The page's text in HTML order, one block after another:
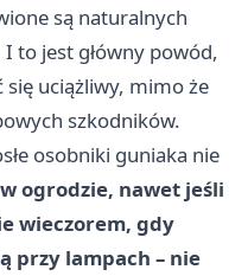
są naturalnych
to jest główny powód,
uciążliwy, mimo że
szkodników.
osobniki guniaka nie
ogrodzie, nawet jeśli
wieczorem, gdy
przy lampach – nie